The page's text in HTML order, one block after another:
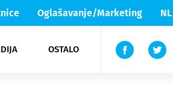
Oglašavanje/Marketing
OSTALO
Lika & Senj
TV